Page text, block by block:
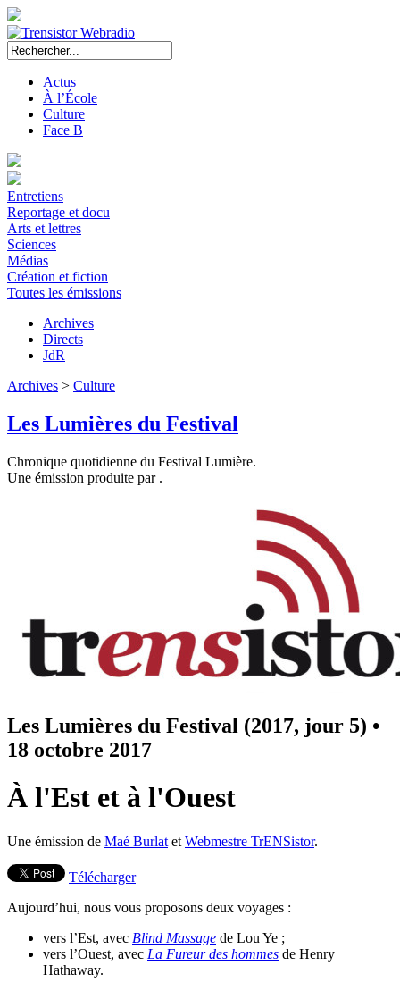
Actus
À l’École
Culture
Face B
Entretiens
Reportage et docu
Arts et lettres
Sciences
Médias
Création et fiction
Toutes les émissions
Archives
Directs
JdR
Archives > Culture
Les Lumières du Festival
Chronique quotidienne du Festival Lumière.
Une émission produite par .
Les Lumières du Festival (2017, jour 5) •
18 octobre 2017
À l'Est et à l'Ouest
Une émission de Maé Burlat et Webmestre TrENSistor.
Télécharger
Aujourd’hui, nous vous proposons deux voyages :
vers l’Est, avec Blind Massage de Lou Ye ;
vers l’Ouest, avec La Fureur des hommes de Henry
Hathaway.